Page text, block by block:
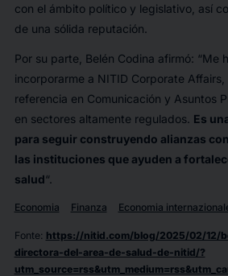
con el ámbito político y legislativo, así
de una sólida reputación.
Por su parte, Belén Codina afirmó: “Me
incorporarme a NITID Corporate
referencia en Comunicación y Asuntos
en sectores altamente regulados. Es
para seguir construyendo alianzas
las instituciones que ayuden a
salud“.
Economia Finanza Economia
Fonte: https://nitid.com/blog/2025/02/12/
directora-del-area-de-salud-de-nitid/?